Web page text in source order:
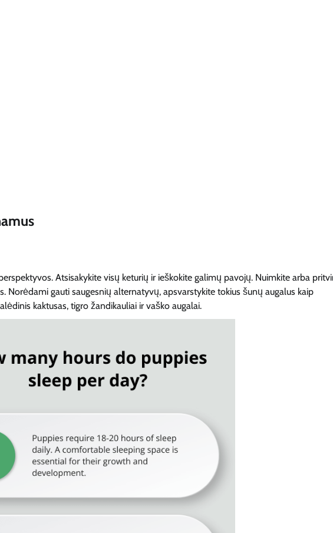
Atsisakykite visų keturių ir ieškokite galimų pavojų. Nuimkite arba
Norėdami gauti saugesnių alternatyvų, apsvarstykite tokius šunų augalus kaip
kaktusas, tigro žandikauliai ir vaško augalai.